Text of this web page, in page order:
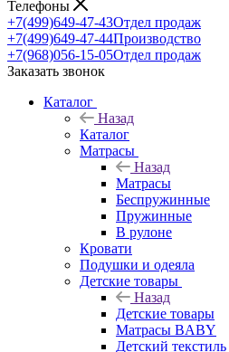
Телефоны
+7(499)649-47-43Отдел продаж
+7(499)649-47-44Производство
+7(968)056-15-05Отдел продаж
Заказать звонок
Каталог
Назад
Каталог
Матрасы
Назад
Матрасы
Беспружинные
Пружинные
В рулоне
Кровати
Подушки и одеяла
Детские товары
Назад
Детские товары
Матрасы BABY
Детский текстиль